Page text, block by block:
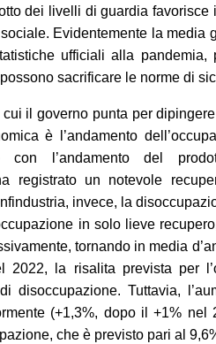
dei livelli di guardia favorisce
Evidentemente la media
ufficiali alla
sacrificare le norme di
il governo punta per
è l’andamento
con l’andamento del
registrato un notevole
invece, la
in solo lieve
tornando in media
2022, la risalita prevista per
disoccupazione. Tuttavia,
(+1,3%, dopo il +1% nel
che è previsto pari al